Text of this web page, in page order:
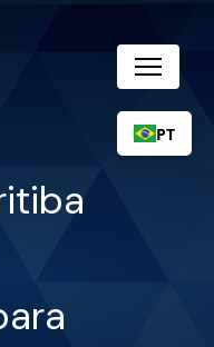
PT